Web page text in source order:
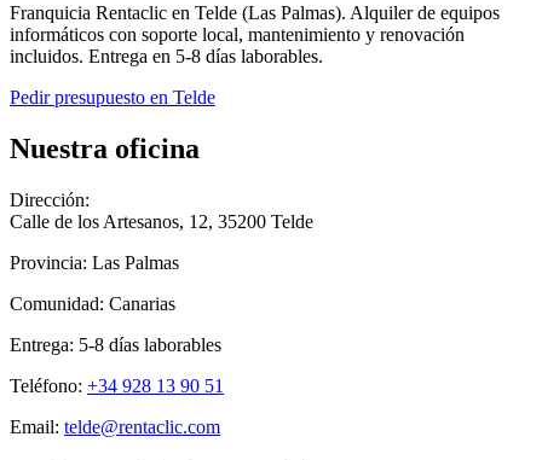
Franquicia Rentaclic en Telde (Las Palmas). Alquiler de equipos
informáticos con soporte local, mantenimiento y renovación
incluidos. Entrega en 5-8 días laborables.
Pedir presupuesto en Telde
Nuestra oficina
Dirección:
Calle de los Artesanos, 12, 35200 Telde
Provincia: Las Palmas
Comunidad: Canarias
Entrega: 5-8 días laborables
Teléfono: +34 928 13 90 51
Email: telde@rentaclic.com